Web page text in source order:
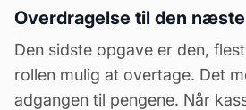
Overdragelse til den
Den sidste opgave er den,
rollen mulig at overtage. Det
adgangen til pengene. Når